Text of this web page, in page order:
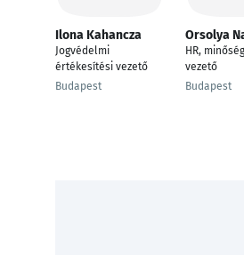
Ilona Kahancza
Jogvédelmi
értékesítési vezető
Budapest
Orsolya
HR,
vezető
Budapest